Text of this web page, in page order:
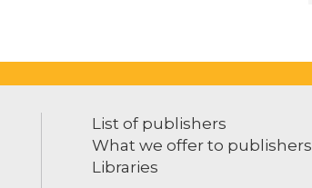
List of publishers
What we offer to publishers
Libraries